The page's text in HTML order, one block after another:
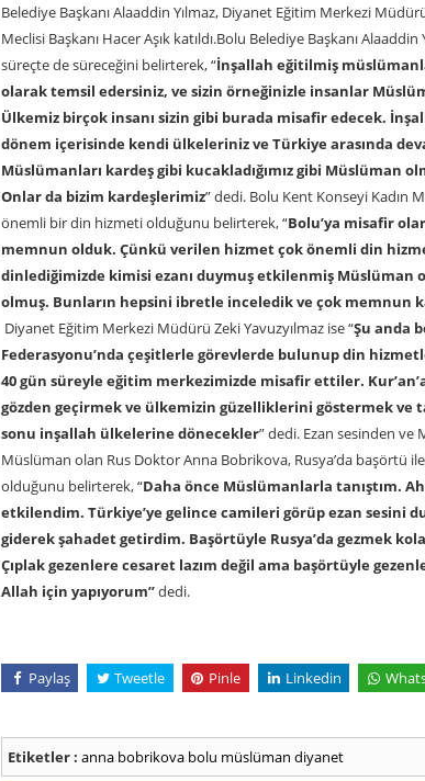
Belediye Başkanı Alaaddin Yılmaz, Diyanet Eğitim Merkezi
Meclisi Başkanı Hacer Aşık katıldı.Bolu Belediye Başkanı
süreçte de süreceğini belirterek, “İnşallah eğitilmiş
olarak temsil edersiniz, ve sizin örneğinizle insanlar
Ülkemiz birçok insanı sizin gibi burada misafir edecek.
dönem içerisinde kendi ülkeleriniz ve Türkiye arasında
Müslümanları kardeş gibi kucakladığımız gibi Müslüman
Onlar da bizim kardeşlerimiz” dedi. Bolu Kent Konseyi Kadın
önemli bir din hizmeti olduğunu belirterek, “Bolu’ya misafir
memnun olduk. Çünkü verilen hizmet çok önemli din
dinlediğimizde kimisi ezanı duymuş etkilenmiş Müslüman
olmuş. Bunların hepsini ibretle inceledik ve çok memnun
Diyanet Eğitim Merkezi Müdürü Zeki Yavuzyılmaz ise “Şu anda
Federasyonu’nda çeşitlerle görevlerde bulunup din
40 gün süreyle eğitim merkezimizde misafir ettiler.
gözden geçirmek ve ülkemizin güzelliklerini göstermek ve
sonu inşallah ülkelerine dönecekler” dedi. Ezan sesinden ve
Müslüman olan Rus Doktor Anna Bobrikova, Rusya’da başörtü
olduğunu belirterek, “Daha önce Müslümanlarla tanıştım.
etkilendim. Türkiye’ye gelince camileri görüp ezan sesini
giderek şahadet getirdim. Başörtüyle Rusya’da gezmek
Çıplak gezenlere cesaret lazım değil ama başörtüyle
Allah için yapıyorum”dedi.
Paylaş Tweetle Pinle Linkedin
Etiketler : anna bobrikova bolu müslüman diyanet